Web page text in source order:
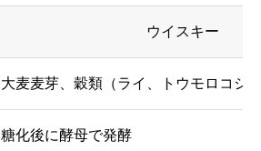
ウイスキー
大麦麦芽、穀類（ライ、トウモロコシ
糖化後に酵母で発酵